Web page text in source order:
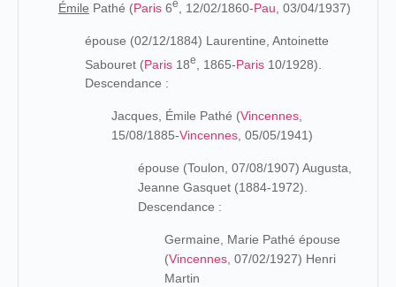
Émile Pathé (Paris 6e , 12/02/1860-Pau , 03/04/1937)
épouse (02/12/1884) Laurentine, Antoinette
Sabouret (Paris 18e , 1865-Paris 10/1928).
Descendance :
Jacques, Émile Pathé (Vincennes,
15/08/1885-Vincennes, 05/05/1941)
épouse (Toulon, 07/08/1907) Augusta,
Jeanne Gasquet (1884-1972).
Descendance :
Germaine, Marie Pathé épouse
(Vincennes, 07/02/1927) Henri
Martin